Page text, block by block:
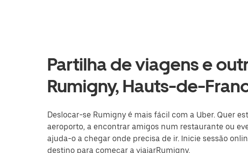
Partilha de viagens e
Rumigny, Hauts-de-
Deslocar-se Rumigny é mais fácil com a Uber. Quer
aeroporto, a encontrar amigos num restaurante ou
ajuda-o a chegar onde precisa de ir. Inicie sessão
destino para começar a viajarRumigny.